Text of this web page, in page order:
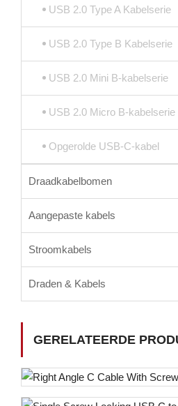
USB 2.0 Type A Kabelserie
USB 2.0 Type B Kabelserie
USB 2.0 Mini B-kabelserie
USB 2.0 Micro B-kabelserie
Opgerolde USB-C-kabel
Draadkabelbomen
Aangepaste kabels
Stroomkabels
Draden & Kabels
GERELATEERDE